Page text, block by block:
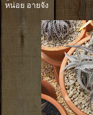
หน่อย อายจัง